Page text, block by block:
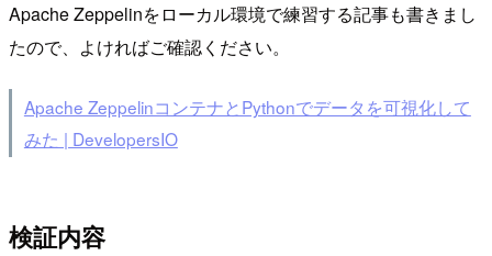
Apache Zeppelinをローカル環境で練習する記事も書きまし
たので、よければご確認ください。
Apache ZeppelinコンテナとPythonでデータを可視化して
みた | DevelopersIO
検証内容